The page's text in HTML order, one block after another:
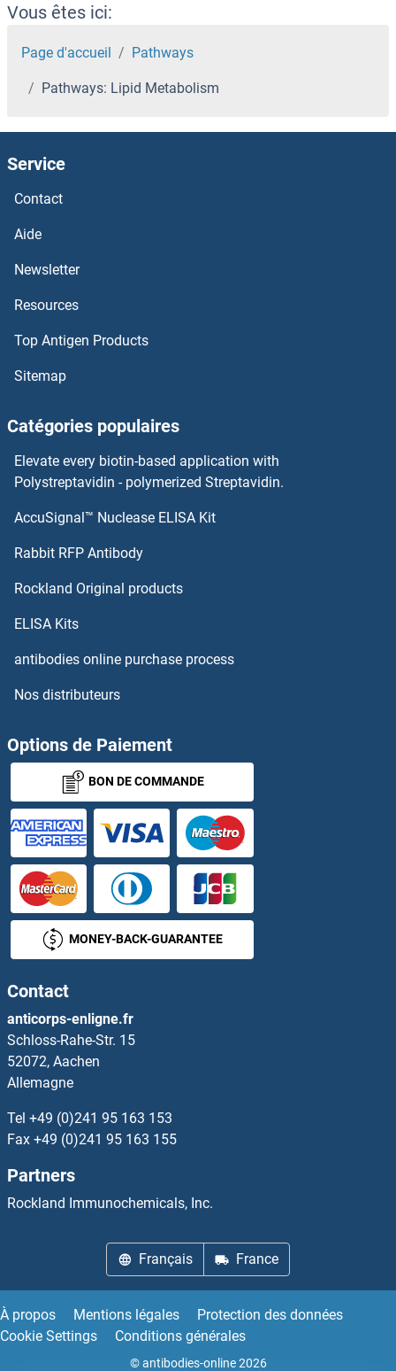
Vous êtes ici:
Page d'accueil Pathways
Pathways: Lipid Metabolism
Service
Contact
Aide
Newsletter
Resources
Top Antigen Products
Sitemap
Catégories populaires
Elevate every biotin-based application with
Polystreptavidin - polymerized Streptavidin.
AccuSignal™ Nuclease ELISA Kit
Rabbit RFP Antibody
Rockland Original products
ELISA Kits
antibodies online purchase process
Nos distributeurs
Options de Paiement
BON DE COMMANDE
MONEY-BACK-GUARANTEE
Contact
anticorps-enligne.fr
Schloss-Rahe-Str. 15
52072, Aachen
Allemagne
Tel +49 (0)241 95 163 153
Fax +49 (0)241 95 163 155
Partners
Rockland Immunochemicals, Inc.
Français France
À propos Mentions légales
Protection des données
Cookie Settings
Conditions générales
© antibodies-online 2026